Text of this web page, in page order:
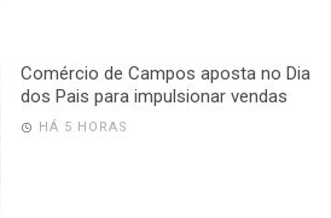
Comércio de Campos aposta no Dia
dos Pais para impulsionar vendas
HÁ 5 HORAS